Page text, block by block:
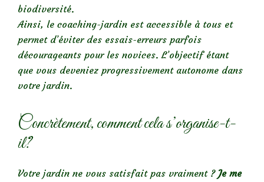
biodiversité.
Ainsi, le coaching-jardin est accessible à tous et
permet d’éviter des essais-erreurs parfois
décourageants pour les novices. L’objectif étant
que vous deveniez progressivement autonome dans
votre jardin.
Concrètement, comment cela s’organise-t-
il?
Votre jardin ne vous satisfait pas vraiment ? Je me